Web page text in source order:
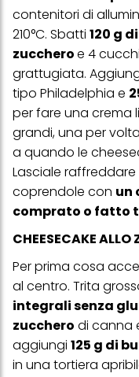
contenitori di
210°C. Sbatti 120 g
zuccheroe 4
grattugiata.
tipo Philadelphia e
per fare una crema
grandi, una per
a quando le
Lasciale raffreddare
coprendole con un
comprato o fatto
CHEESECAKE ALLO
Per prima cosa
al centro. Trita
integrali senza
zucchero di canna
aggiungi 125 g di
in una tortiera